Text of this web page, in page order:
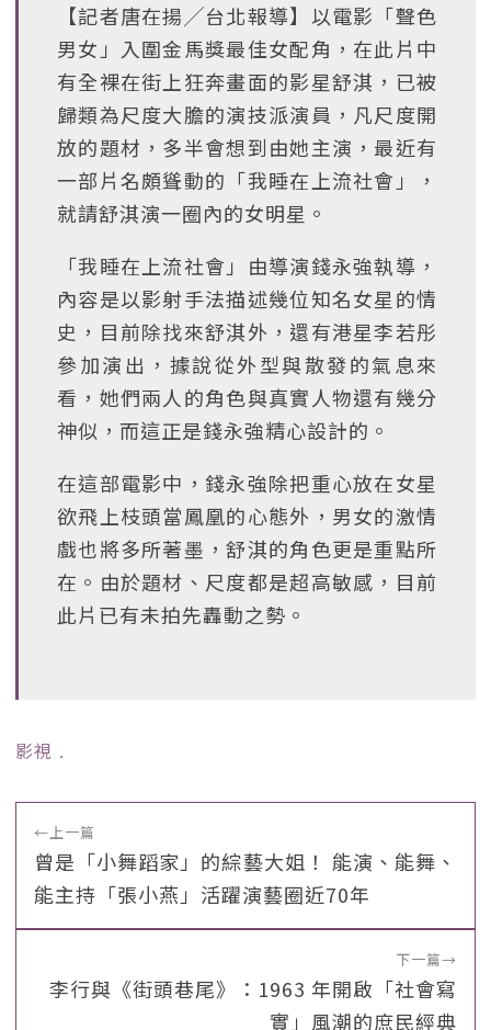
【記者唐在揚╱台北報導】以電影「聲色
男女」入圍金馬獎最佳女配角，在此片中
有全裸在街上狂奔畫面的影星舒淇，已被
歸類為尺度大膽的演技派演員，凡尺度開
放的題材，多半會想到由她主演，最近有
一部片名頗聳動的「我睡在上流社會」，
就請舒淇演一圈內的女明星。
「我睡在上流社會」由導演錢永強執導，
內容是以影射手法描述幾位知名女星的情
史，目前除找來舒淇外，還有港星李若彤
參加演出，據說從外型與散發的氣息來
看，她們兩人的角色與真實人物還有幾分
神似，而這正是錢永強精心設計的。
在這部電影中，錢永強除把重心放在女星
欲飛上枝頭當鳳凰的心態外，男女的激情
戲也將多所著墨，舒淇的角色更是重點所
在。由於題材、尺度都是超高敏感，目前
此片已有未拍先轟動之勢。
影視 ﹒
←上一篇
曾是「小舞蹈家」的綜藝大姐！ 能演、能舞、
能主持「張小燕」活躍演藝圈近70年
下一篇→
李行與《街頭巷尾》：1963 年開啟「社會寫
實」風潮的庶民經典